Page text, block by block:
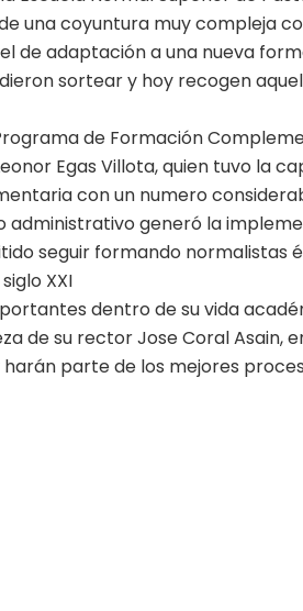
una coyuntura muy compleja
de adaptación a una nueva
sortear y hoy recogen
de Formación
Egas Villota, quien tuvo la
con un numero
generó la
seguir formando normalistas
XXI
dentro de su vida
de su rector Jose Coral Asain,
parte de los mejores